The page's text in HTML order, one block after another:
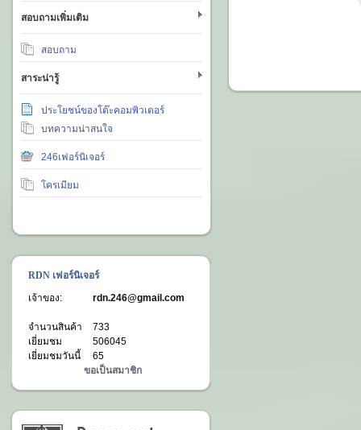
สอบถามเพิ่มเติม
สอบถาม
สาระน่ารู้
ประโยชน์ของโต๊ะคอมพิวเตอร์
บทความน่าสนใจ
246เฟอร์นิเจอร์
โครเมียม
RDN เฟอร์นิเจอร์
เจ้าของ:
rdn.246@gmail.com
จำนวนสินค้า
733
เยี่ยมชม
506045
เยี่ยมชมวันนี้
65
ขอเป็นสมาชิก